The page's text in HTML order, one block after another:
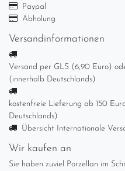
Paypal
Abholung
Versandinformationen
Versand per GLS (6,90 Euro)
(innerhalb Deutschlands)
kostenfreie Lieferung ab 150
Deutschlands)
Übersicht Internationale
Wir kaufen an
Sie haben zuviel Porzellan im